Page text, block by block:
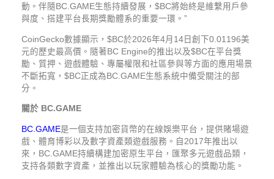
動。伴隨BC.GAME生態持續發展，$BC將始終是維繫用戶參
與度、搭建平台長期獎勵體系的重要一環。”
CoinGecko數據顯示，$BC於2026年4月14日創下0.01196美
元的歷史最高價。隨著BC Engine的推出以及$BC在平台獎
勵、質押、遊戲體驗、專屬權限和社區參與等方面的應用場景
不斷拓寬，$BC正成為BC.GAME生態系統中備受關注的部
分。
關於 BC.GAME
BC.GAME是一個支持加密貨幣的在線娛樂平台，提供賭場遊
戲、體育博彩以及數字資產類遊戲服務。自2017年推出以
來，BC.GAME持續構建加密原生平台，匯聚多元遊戲品類，
支持各類數字資產，並推出以玩家體驗為核心的獎勵功能。